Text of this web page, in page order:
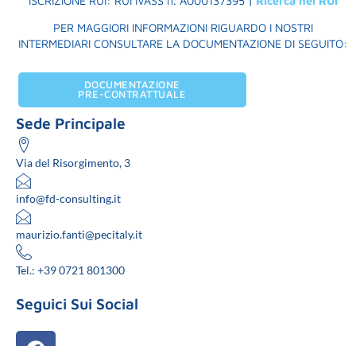
PER MAGGIORI INFORMAZIONI RIGUARDO I NOSTRI
INTERMEDIARI CONSULTARE LA DOCUMENTAZIONE DI SEGUITO:
DOCUMENTAZIONE
PRE-CONTRATTUALE
Sede Principale
Via del Risorgimento, 3
info@fd-consulting.it
maurizio.fanti@pecitaly.it
Tel.: +39 0721 801300
Seguici Sui Social